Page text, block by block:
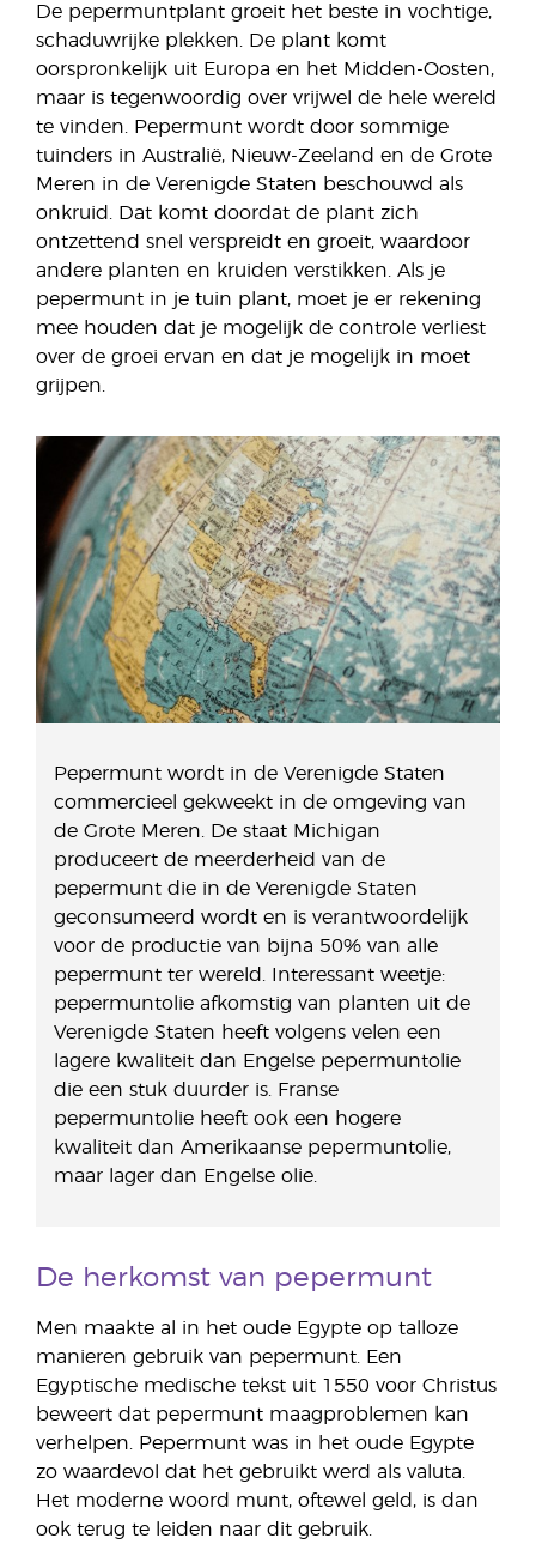
De pepermuntplant groeit het beste in vochtige,
schaduwrijke plekken. De plant komt
oorspronkelijk uit Europa en het Midden-Oosten,
maar is tegenwoordig over vrijwel de hele wereld
te vinden. Pepermunt wordt door sommige
tuinders in Australië, Nieuw-Zeeland en de Grote
Meren in de Verenigde Staten beschouwd als
onkruid. Dat komt doordat de plant zich
ontzettend snel verspreidt en groeit, waardoor
andere planten en kruiden verstikken. Als je
pepermunt in je tuin plant, moet je er rekening
mee houden dat je mogelijk de controle verliest
over de groei ervan en dat je mogelijk in moet
grijpen.
Pepermunt wordt in de Verenigde Staten
commercieel gekweekt in de omgeving van
de Grote Meren. De staat Michigan
produceert de meerderheid van de
pepermunt die in de Verenigde Staten
geconsumeerd wordt en is verantwoordelijk
voor de productie van bijna 50% van alle
pepermunt ter wereld. Interessant weetje:
pepermuntolie afkomstig van planten uit de
Verenigde Staten heeft volgens velen een
lagere kwaliteit dan Engelse pepermuntolie
die een stuk duurder is. Franse
pepermuntolie heeft ook een hogere
kwaliteit dan Amerikaanse pepermuntolie,
maar lager dan Engelse olie.
De herkomst van pepermunt
Men maakte al in het oude Egypte op talloze
manieren gebruik van pepermunt. Een
Egyptische medische tekst uit 1550 voor Christus
beweert dat pepermunt maagproblemen kan
verhelpen. Pepermunt was in het oude Egypte
zo waardevol dat het gebruikt werd als valuta.
Het moderne woord munt, oftewel geld, is dan
ook terug te leiden naar dit gebruik.